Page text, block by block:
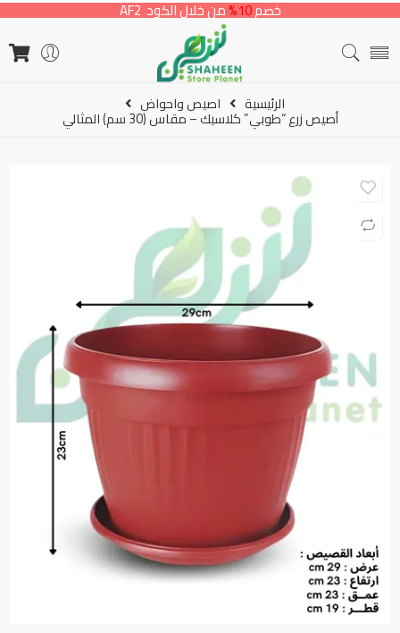
خصم10% من خلال الكود AF2
الرئيسية اصيص واحواض
أصيص زرع “طوبي” كلاسيك – مقاس (30 سم) المثالي